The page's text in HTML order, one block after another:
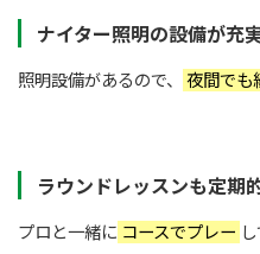
ナイター照明の設備が充
照明設備があるので、 夜間でも
ラウンドレッスンも定期
プロと一緒に コースでプレー